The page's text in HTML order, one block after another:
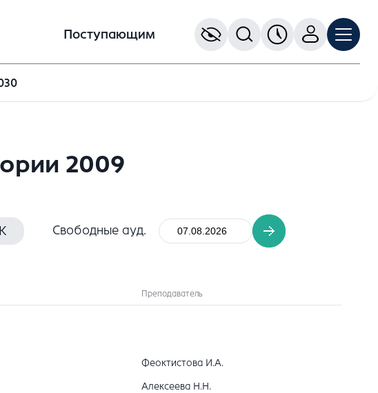
Поступающим
2009
Свободные ауд.
Преподаватель
Феоктистова И.А.
Алексеева Н.Н.